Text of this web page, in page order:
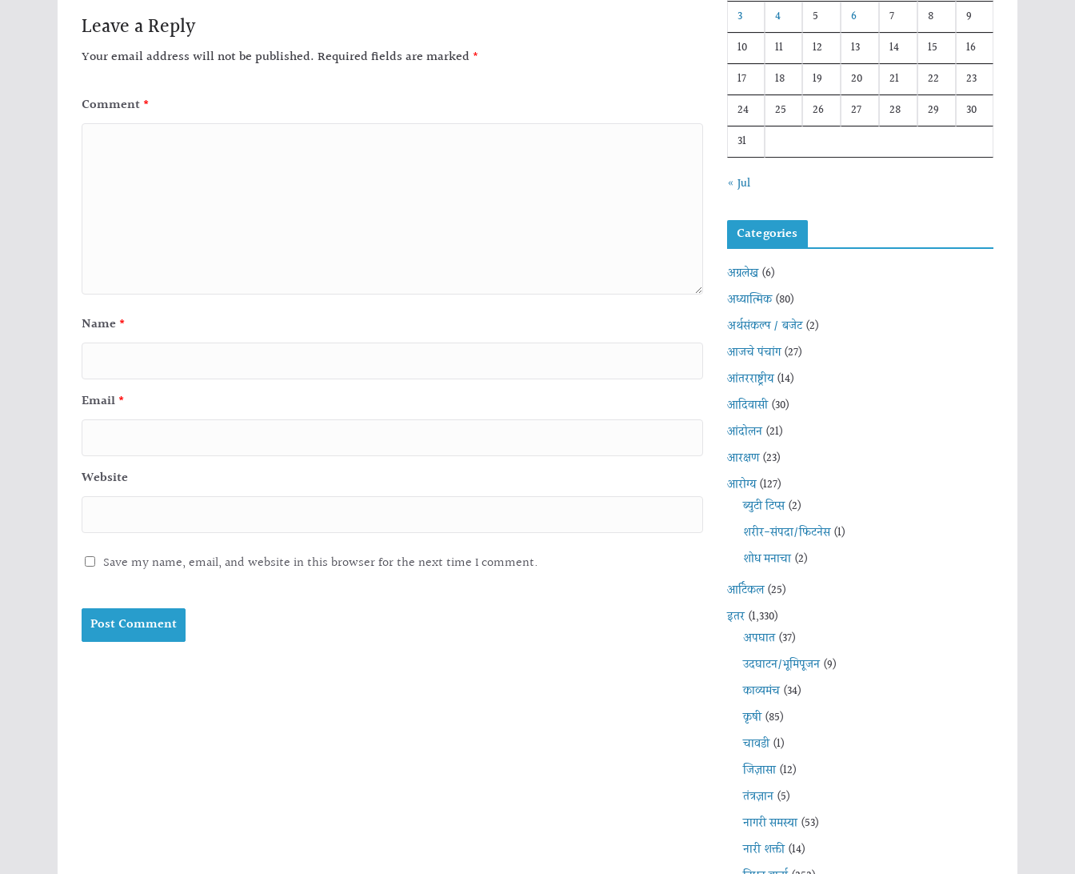
Leave a Reply
Your email address will not be published. Required fields are marked *
Comment *
Name *
Email *
Website
Save my name, email, and website in this browser for the next time I comment.
3
4 5 6 7 8
9
10
11 12 13 14 15
16
17
18 19 20 21 22
23
24
25 26 27 28 29
30
31
« Jul
Categories
अग्रलेख(6)
अध्यात्मिक(80)
अर्थसंकल्प / बजेट(2)
आजचे पंचांग(27)
आंतरराष्ट्रीय(14)
आदिवासी(30)
आंदोलन(21)
आरक्षण(23)
आरोग्य(127)
ब्युटी टिप्स(2)
शरीर-संपदा/फिटनेस(1)
शोध मनाचा(2)
आर्टिकल(25)
इतर(1,330)
अपघात(37)
उदघाटन/भूमिपूजन(9)
काव्यमंच(34)
कृषी(85)
चावडी(1)
जिज्ञासा(12)
तंत्रज्ञान(5)
नागरी समस्या(53)
नारी शक्ती(14)